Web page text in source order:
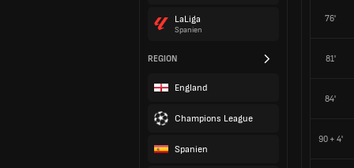
LaLiga
Spanien
REGION
England
Champions League
Spanien
76'
81'
84'
90 + 4'